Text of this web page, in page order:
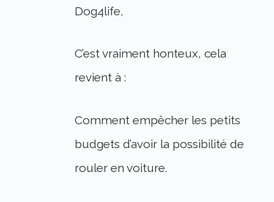
Dog4life,
C’est vraiment honteux, cela
revient à :
Comment empêcher les petits
budgets d’avoir la possibilité de
rouler en voiture.